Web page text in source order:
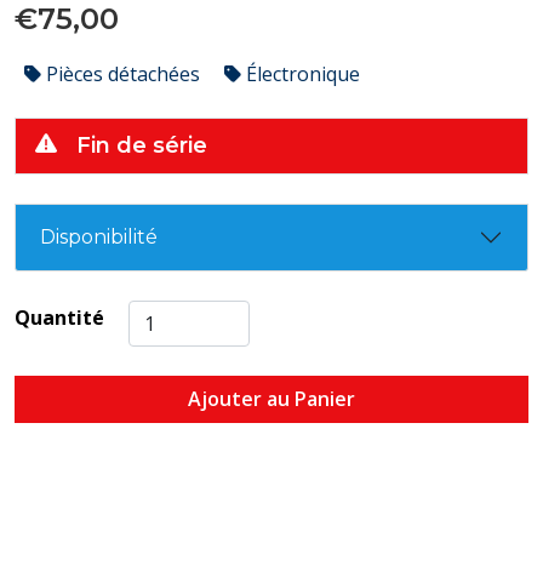
€75,00
Pièces détachées Électronique
Fin de série
Disponibilité
Quantité
Ajouter au Panier